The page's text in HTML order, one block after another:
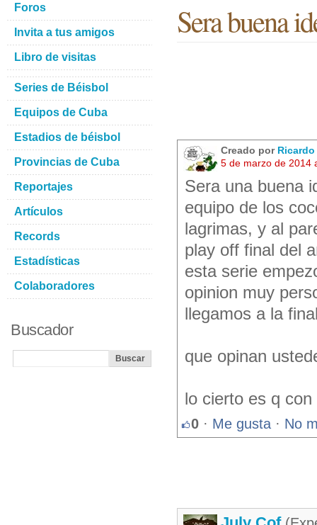
Sera buena
Creado por Ricardo
5 de marzo de 2014
Sera una buena
equipo de los
lagrimas, y al
play off final del
esta serie
opinion muy
llegamos a la
que opinan
lo cierto es q
0 · Me gusta · No
Foros
Invita a tus amigos
Libro de visitas
Series de Béisbol
Equipos de Cuba
Estadios de béisbol
Provincias de Cuba
Reportajes
Artículos
Records
Estadísticas
Colaboradores
Buscador